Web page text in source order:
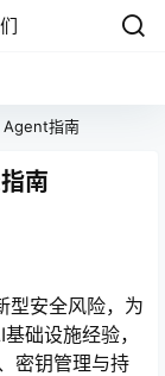
Agent指南
南
型安全风险，为
础设施经验，
密钥管理与持